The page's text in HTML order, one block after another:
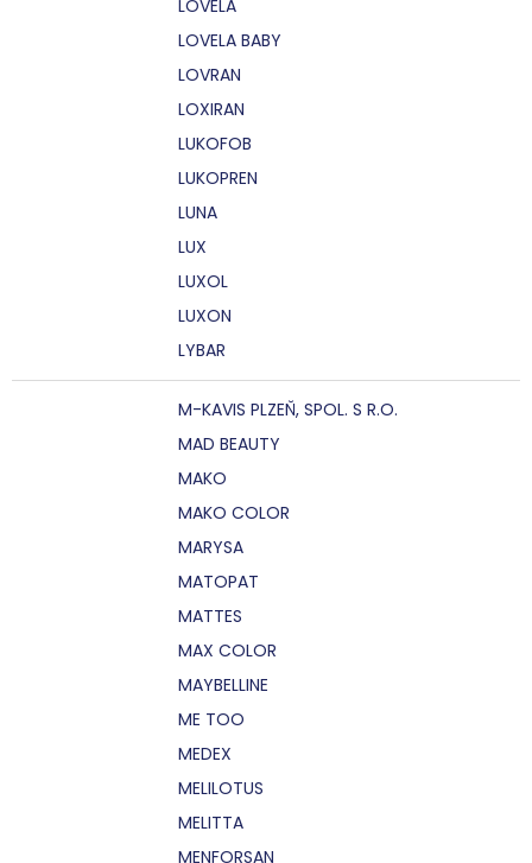
LOVELA
LOVELA BABY
LOVRAN
LOXIRAN
LUKOFOB
LUKOPREN
LUNA
LUX
LUXOL
LUXON
LYBAR
M-KAVIS PLZEŇ, SPOL. S R.O.
MAD BEAUTY
MAKO
MAKO COLOR
MARYSA
MATOPAT
MATTES
MAX COLOR
MAYBELLINE
ME TOO
MEDEX
MELILOTUS
MELITTA
MENFORSAN